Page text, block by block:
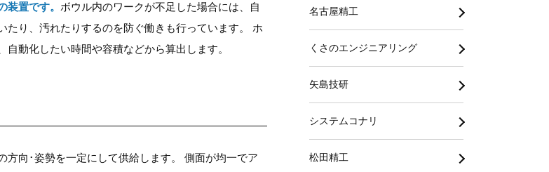
置です。 ボウル内のワークが不足した場合には、自
り、汚れたりするのを防ぐ働きも行っています。 ホ
動化したい時間や容積などから算出します。
方向･姿勢を一定にして供給します。 側面が均一でア
名古屋精工
くさのエンジニアリング
矢島技研
システムコナリ
松田精工